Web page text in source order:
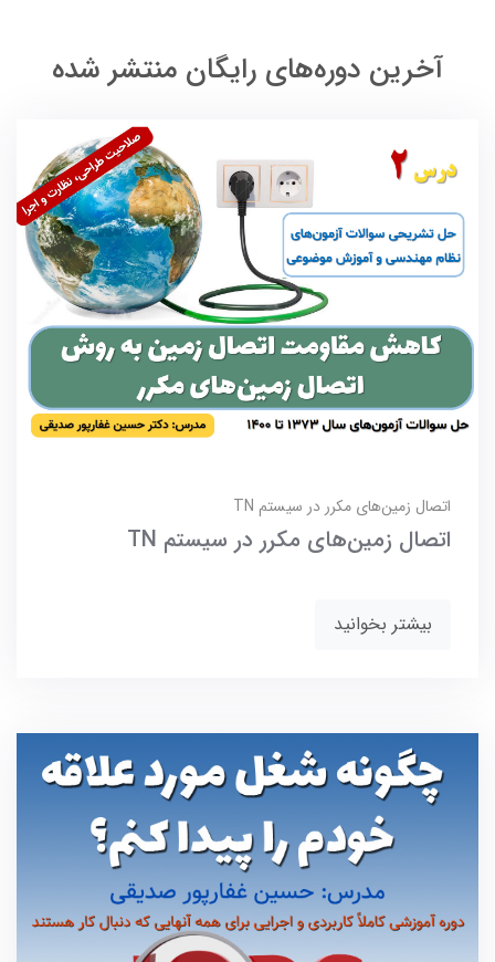
آخرين دوره‌های رایگان منتشر شده
اتصال زمین‌های مکرر در سیستم TN
اتصال زمین‌های مکرر در سیستم TN
بیشتر بخوانید